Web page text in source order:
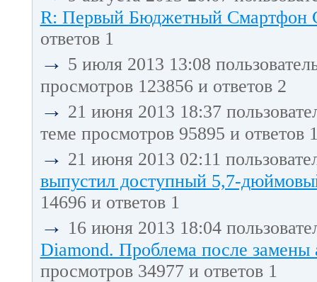
R: Первый Бюджетный Смартфон
ответов 1
→ 5 июля 2013 13:08
просмотров 123856 и ответов 2
→ 21 июня 2013 18:37
теме просмотров 95895 и ответов
→ 21 июня 2013 02:11
выпустил доступный 5,7-
14696 и ответов 1
→ 16 июня 2013 18:04
Diamond. Проблема после
просмотров 34977 и ответов 1